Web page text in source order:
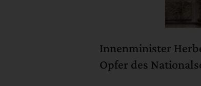
Innenminister
Opfer des